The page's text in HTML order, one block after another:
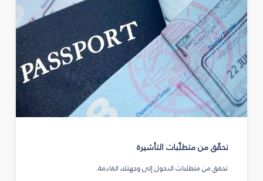
تحقّق من متطلّبات التأشيرة
تحقق من متطلبات الدخول إلى وجهتك القادمة.